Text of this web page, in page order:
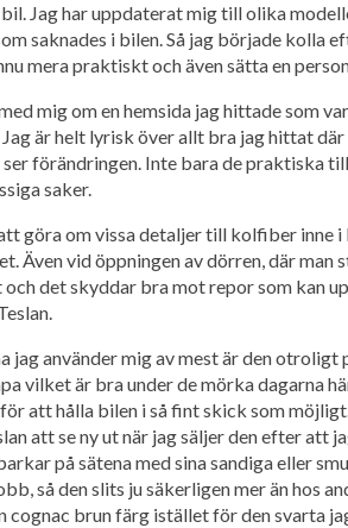
Jag har uppdaterat mig till olika
saknades i bilen. Så jag började kolla
mera praktiskt och även sätta en
mig om en hemsida jag hittade som
Jag är helt lyrisk över allt bra jag hittat
ser förändringen. Inte bara de praktiska
saker.
göra om vissa detaljer till kolfiber inne i
Även vid öppningen av dörren, där
och det skyddar bra mot repor som kan
jag använder mig av mest är den
vilket är bra under de mörka dagarna
att hålla bilen i så fint skick som
att se ny ut när jag säljer den efter att
på sätena med sina sandiga eller
så den slits ju säkerligen mer än hos
cognac brun färg istället för den svarta